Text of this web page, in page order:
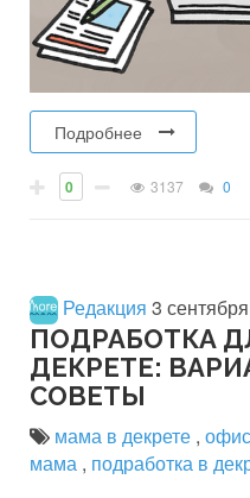
Подробнее
0 3137 0
Редакция 3
ПОДРАБОТКА
ДЕКРЕТЕ:
СОВЕТЫ
мама в декрете ,
мама , подработка в